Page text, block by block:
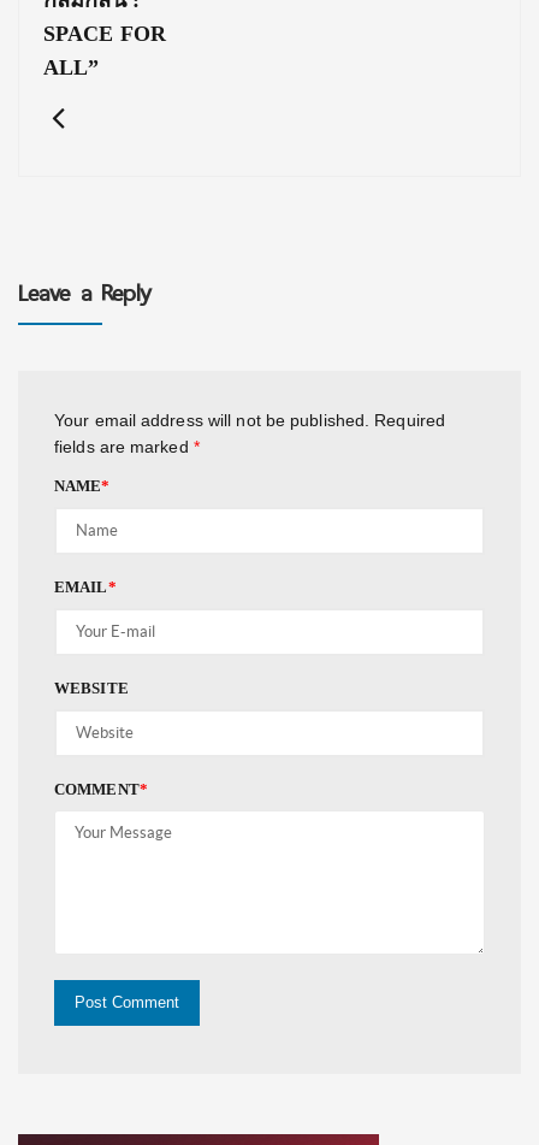
SPACE FOR
ALL”
Leave a Reply
Your email address will not be published.
Required
fields are marked *
NAME*
EMAIL*
WEBSITE
COMMENT*